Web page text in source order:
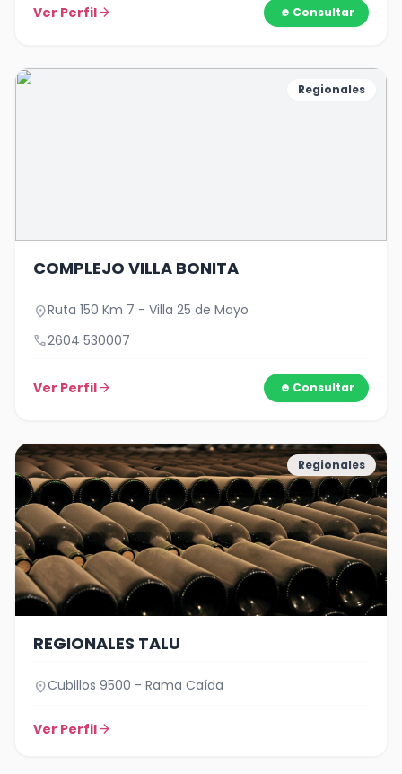
Ver Perfilarrow_forward Consultar
Regionales
COMPLEJO VILLA BONITA
location_onRuta 150 Km 7 - Villa 25 de Mayo
call2604 530007
Ver Perfilarrow_forward Consultar
Regionales
REGIONALES TALU
location_onCubillos 9500 - Rama Caída
Ver Perfilarrow_forward